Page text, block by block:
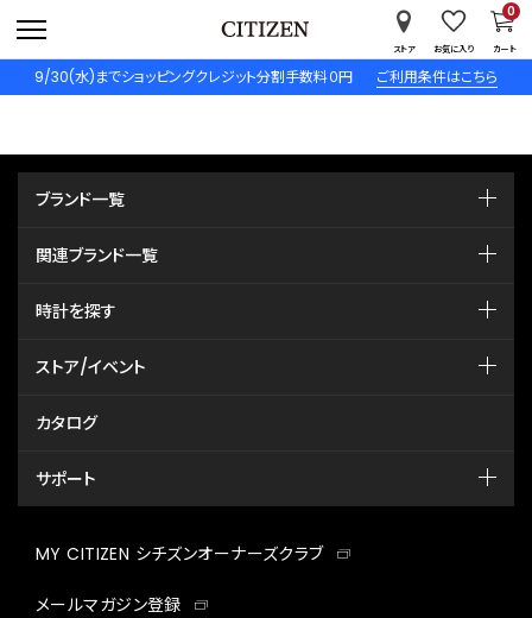
9/30(水)までショッピングクレジット分割手数料０円 ご利用条件はこちら
ストア お気に入り カート
0
ブランド一覧
関連ブランド一覧
時計を探す
ストア/イベント
カタログ
サポート
MY CITIZEN シチズンオーナーズクラブ
メールマガジン登録